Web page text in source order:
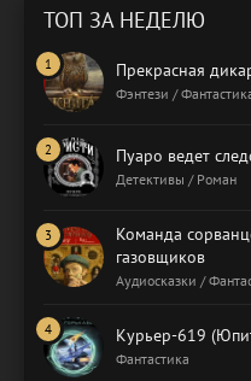
ТОП ЗА НЕДЕЛЮ
Прекрасная
Фэнтези /
Пуаро ведет
Детективы / Роман
Команда
газовщиков
Аудиосказки /
Курьер-619
Фантастика